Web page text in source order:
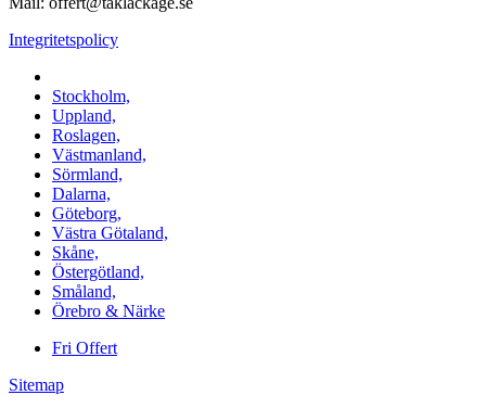
Integritetspolicy
Stockholm,
Uppland,
Roslagen,
Västmanland,
Sörmland,
Dalarna,
Göteborg,
Västra Götaland,
Skåne,
Östergötland,
Småland,
Örebro & Närke
Fri Offert
Sitemap